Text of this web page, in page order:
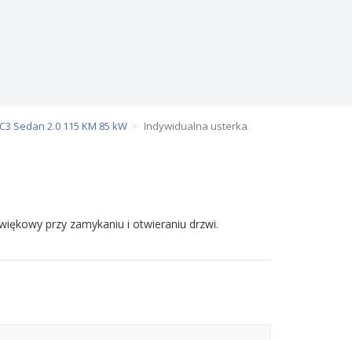
Sedan 2.0 115 KM 85 kW Indywidualna usterka
przy zamykaniu i otwieraniu drzwi.